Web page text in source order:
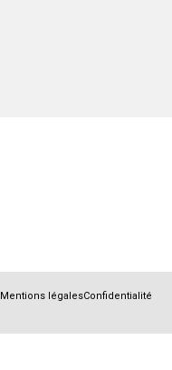
Mentions légalesConfidentialité